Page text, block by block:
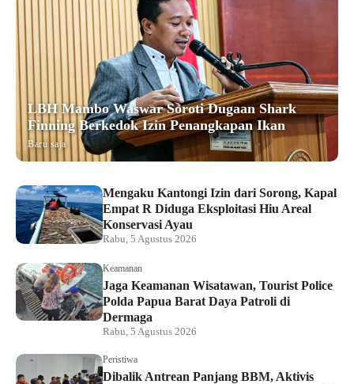
LBH Mambo Waswar Soroti Dugaan Shark
Finning Berkedok Izin Penangkapan Ikan
Baru saja
Mengaku Kantongi Izin dari Sorong, Kapal
Empat R Diduga Eksploitasi Hiu Areal
Konservasi Ayau
Rabu, 5 Agustus 2026
Keamanan
Jaga Keamanan Wisatawan, Tourist Police
Polda Papua Barat Daya Patroli di
Dermaga
Rabu, 5 Agustus 2026
Peristiwa
Dibalik Antrean Panjang BBM, Aktivis